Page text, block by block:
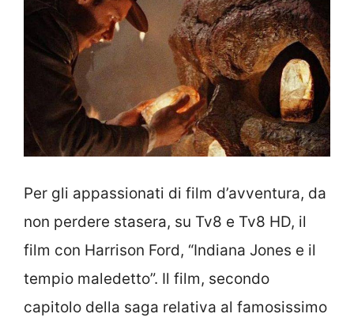
Per gli appassionati di film d’avventura, da
non perdere stasera, su Tv8 e Tv8 HD, il
film con Harrison Ford, “Indiana Jones e il
tempio maledetto”. Il film, secondo
capitolo della saga relativa al famosissimo